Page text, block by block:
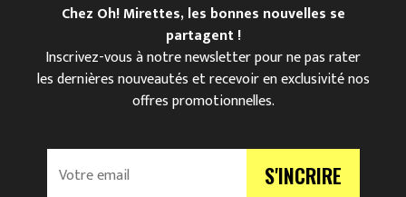
Chez Oh! Mirettes, les bonnes nouvelles se
partagent !
Inscrivez-vous à notre newsletter pour ne pas rater
les dernières nouveautés et recevoir en exclusivité nos
offres promotionnelles.
V
S'INCRIRE